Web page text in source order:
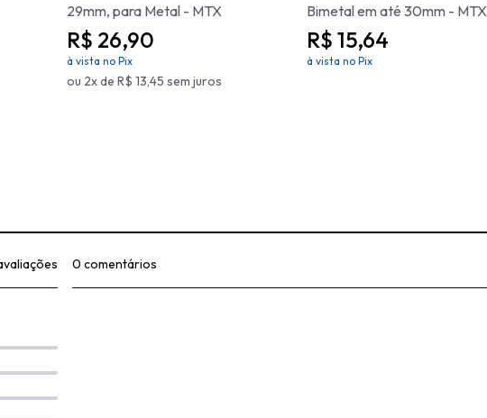
29mm, para Metal - MTX
R$ 26,90
à vista no Pix
ou 2x de R$ 13,45 sem juros
Bimetal em até 30mm - MTX
R$ 15,64
à vista no Pix
0 comentários